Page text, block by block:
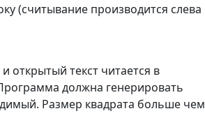
(считывание производится слева
открытый текст читается в
должна генерировать
Размер квадрата больше чем